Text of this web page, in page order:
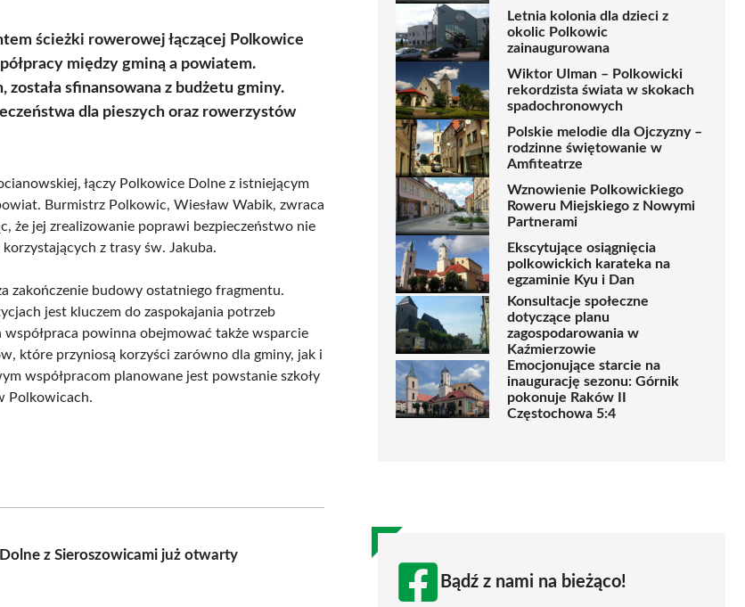
ścieżki rowerowej łączącej Polkowice
między gminą a powiatem.
sfinansowana z budżetu gminy.
dla pieszych oraz rowerzystów
łączy Polkowice Dolne z istniejącym
Burmistrz Polkowic, Wiesław Wabik, zwraca
że jej zrealizowanie poprawi bezpieczeństwo nie
z trasy św. Jakuba.
zakończenie budowy ostatniego fragmentu.
jest kluczem do zaspokajania potrzeb
współpraca powinna obejmować także wsparcie
które przyniosą korzyści zarówno dla gminy, jak i
współpracom planowane jest powstanie szkoły
Polkowicach.
z Sieroszowicami już otwarty
Letnia kolonia dla dzieci z
okolic Polkowic
zainaugurowana
Wiktor Ulman – Polkowicki
rekordzista świata w skokach
spadochronowych
Polskie melodie dla Ojczyzny –
rodzinne świętowanie w
Amfiteatrze
Wznowienie Polkowickiego
Roweru Miejskiego z Nowymi
Partnerami
Ekscytujące osiągnięcia
polkowickich karateka na
egzaminie Kyu i Dan
Konsultacje społeczne
dotyczące planu
zagospodarowania w
Kaźmierzowie
Emocjonujące starcie na
inaugurację sezonu: Górnik
pokonuje Raków II
Częstochowa 5:4
Bądź z nami na bieżąco!